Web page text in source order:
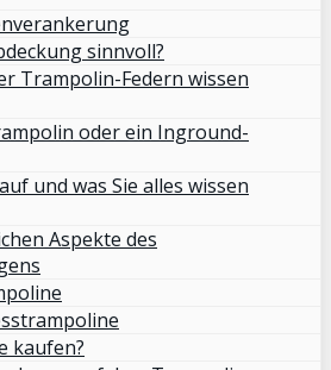
sinnvoll?
Trampolin-Federn wissen
oder ein Inground-
und was Sie alles wissen
Aspekte des
kaufen?